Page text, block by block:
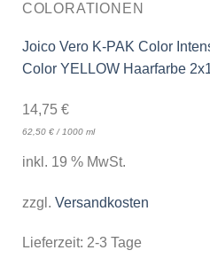
COLORATIONEN
Joico Vero K-PAK Color
Color YELLOW Haarfarbe
14,75 €
62,50 €/ 1000 ml
inkl. 19 % MwSt.
zzgl. Versandkosten
Lieferzeit: 2-3 Tage